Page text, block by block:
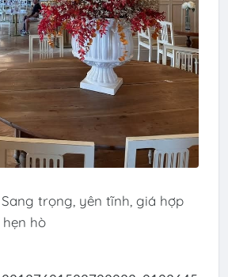
Sang trọng, yên tĩnh, giá hợp
hò